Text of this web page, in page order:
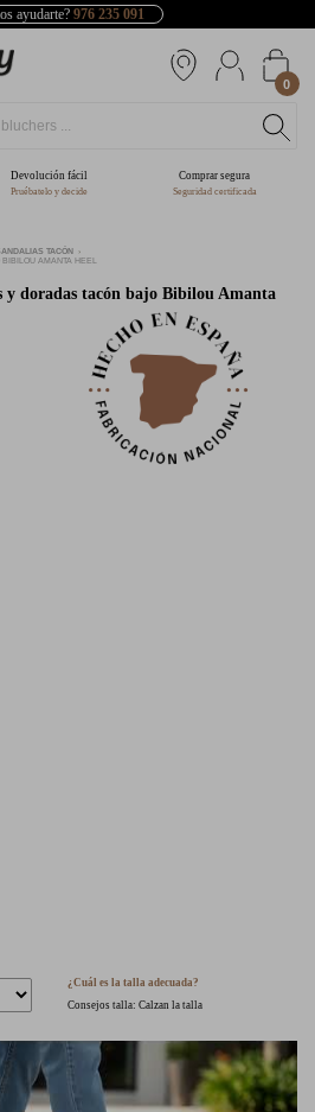
ayudarte? 976 235 091
0
Devolución fácil
Pruébatelo y decide
Comprar segura
Seguridad certificada
TACÓN
AMANTA HEEL
y doradas tacón bajo Bibilou Amanta
¿Cuál es la talla adecuada?
Consejos talla: Calzan la talla